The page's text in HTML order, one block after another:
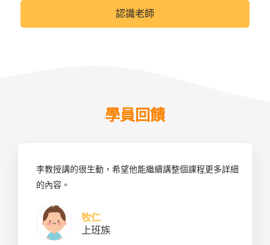
認識老師
學員回饋
李教授講的很生動，希望他能繼續講整個課程更多詳細
的內容。
牧仁
上班族